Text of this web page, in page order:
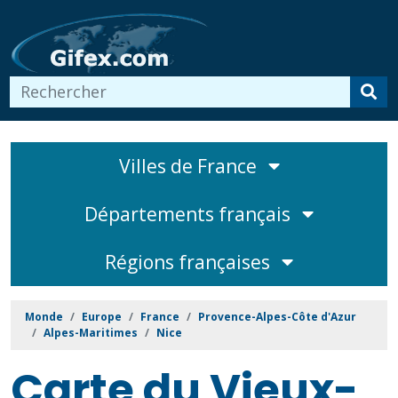
Villes de France
Départements français
Régions françaises
Monde Europe France
Provence-Alpes-Côte d'Azur
Alpes-Maritimes
Nice